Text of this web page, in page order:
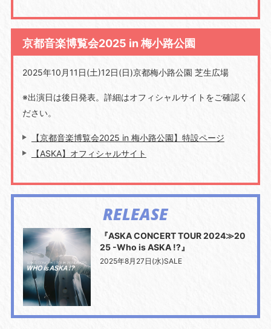
京都音楽博覧会2025 in 梅小路公園
2025年10月11日(土)12日(日)京都梅小路公園 芝生広場
※出演日は後日発表。詳細はオフィシャルサイトをご確認く
ださい。
【京都音楽博覧会2025 in 梅小路公園】特設ページ
【ASKA】オフィシャルサイト
RELEASE
『ASKA CONCERT TOUR 2024≫20
25 -Who is ASKA !?』
2025年8月27日(水)SALE